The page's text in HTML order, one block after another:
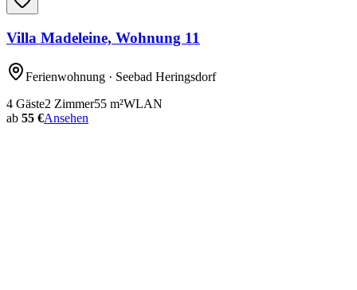
Villa Madeleine, Wohnung 11
Ferienwohnung · Seebad Heringsdorf
4 Gäste2 Zimmer55 m²WLAN
ab 55 €Ansehen